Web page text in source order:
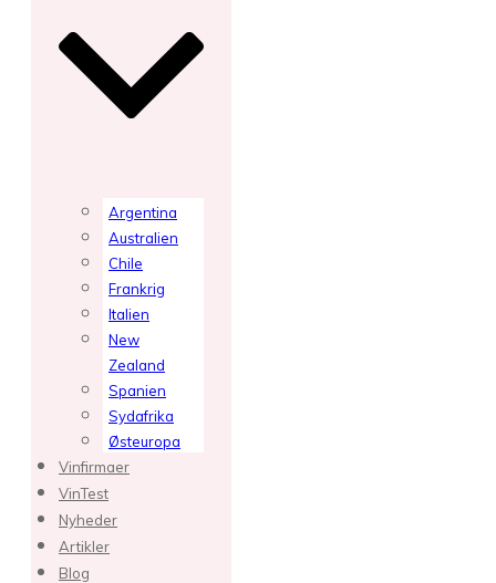
Argentina
Australien
Chile
Frankrig
Italien
New
Zealand
Spanien
Sydafrika
Østeuropa
Vinfirmaer
VinTest
Nyheder
Artikler
Blog